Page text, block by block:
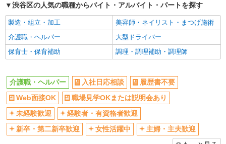
ミドル（40代～）活躍中
エルダー（50代～）活躍中
シニア（60代～）活躍中
昇給あり
週払い
週2～3日勤務OK
10時～勤務OK
16時前退社OK
禁煙・分煙
残業ほぼなし
転勤なし
登録制
交通費支給
社会保険あり
社割・特典あり
研修制度あり
渋谷区の人気の職種からバイト・アルバイト・パートを探す
製造・組立・加工
美容師・ネイリスト・まつげ施術
介護職・ヘルパー
大型ドライバー
保育士・保育補助
調理・調理補助・調理師
介護職・ヘルパー 入社日応相談
履歴書不要
Web面接OK
職場見学OKまたは説明会あり
未経験歓迎
経験者・有資格者歓迎
新卒・第二新卒歓迎
女性活躍中
主婦・主夫歓迎